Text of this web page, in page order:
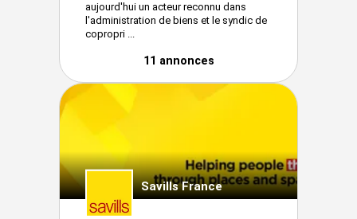
aujourd'hui un acteur reconnu dans
l'administration de biens et le syndic de
copropri ...
11 annonces
Savills France